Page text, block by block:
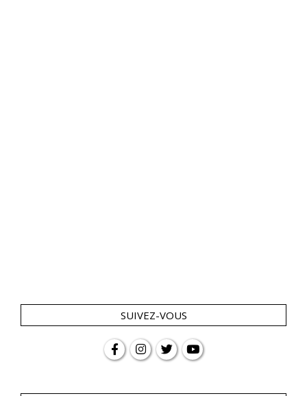
SUIVEZ-VOUS